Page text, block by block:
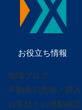
お役立ち情報
地域ブログ
不動産の売却／購
お客様との感動秘話